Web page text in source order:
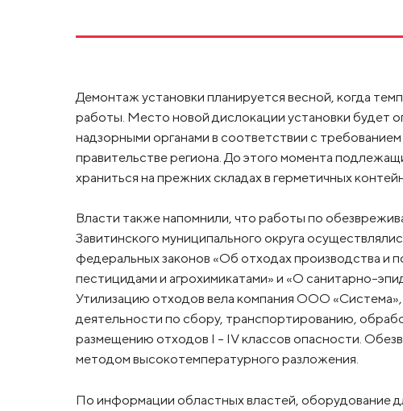
Демонтаж установки планируется весной, когда
работы. Место новой дислокации установки будет
надзорными органами в соответствии с
правительстве региона. До этого момента
храниться на прежних складах в герметичных
Власти также напомнили, что работы по
Завитинского муниципального округа
федеральных законов «Об отходах производства и
пестицидами и агрохимикатами» и «О санитарно-
Утилизацию отходов вела компания ООО
деятельности по сбору, транспортированию,
размещению отходов I - IV классов опасности.
методом высокотемпературного разложения.
По информации областных властей, оборудование